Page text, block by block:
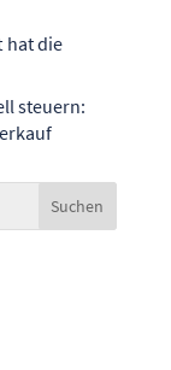
hat die
steuern: